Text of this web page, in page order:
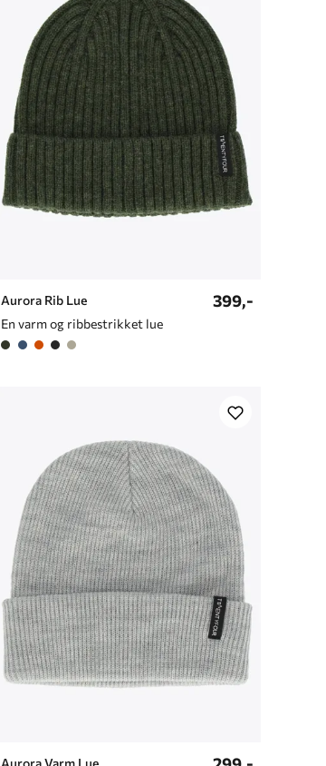
Aurora Rib Lue
En varm og ribbestrikket lue
399,-